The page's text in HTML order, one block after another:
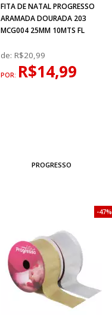
FITA DE NATAL PROGRESSO
ARAMADA DOURADA 203
MCG004 25MM 10MTS FL
de:R$20,99
POR: R$14,99
PROGRESSO
47%